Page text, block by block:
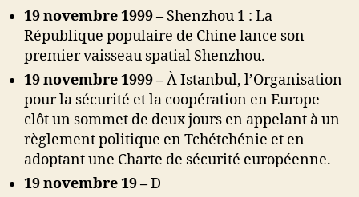
19 novembre 1999 – Shenzhou 1 : La
République populaire de Chine lance son
premier vaisseau spatial Shenzhou.
19 novembre 1999 –À Istanbul, l’Organisation
pour la sécurité et la coopération en Europe
clôt un sommet de deux jours en appelant à un
règlement politique en Tchétchénie et en
adoptant une Charte de sécurité européenne.
19 novembre 19 –D